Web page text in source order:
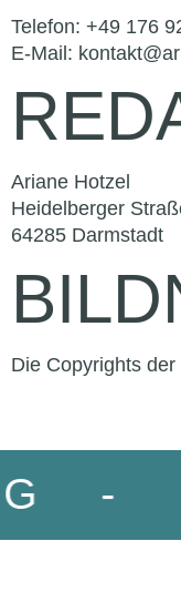
Telefon: +49 176
E-Mail:
Ariane Hotzel
Heidelberger
64285 Darmstadt
Die Copyrights